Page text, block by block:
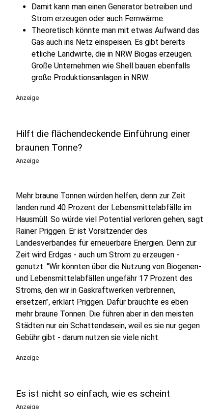
Damit kann man einen Generator betreiben und
Strom erzeugen oder auch Fernwärme.
Theoretisch könnte man mit etwas Aufwand das
Gas auch ins Netz einspeisen. Es gibt bereits
etliche Landwirte, die in NRW Biogas erzeugen.
Große Unternehmen wie Shell bauen ebenfalls
große Produktionsanlagen in NRW.
Anzeige
Hilft die flächendeckende Einführung einer
braunen Tonne?
Anzeige
Mehr braune Tonnen würden helfen, denn zur Zeit
landen rund 40 Prozent der Lebensmittelabfälle im
Hausmüll. So würde viel Potential verloren gehen, sagt
Rainer Priggen. Er ist Vorsitzender des
Landesverbandes für erneuerbare Energien. Denn zur
Zeit wird Erdgas - auch um Strom zu erzeugen -
genutzt. "Wir könnten über die Nutzung von Biogenen-
und Lebensmittelabfällen ungefähr 17 Prozent des
Stroms, den wir in Gaskraftwerken verbrennen,
ersetzen", erklärt Priggen. Dafür bräuchte es eben
mehr braune Tonnen. Die führen aber in den meisten
Städten nur ein Schattendasein, weil es sie nur gegen
Gebühr gibt - darum nutzen sie viele nicht.
Anzeige
Es ist nicht so einfach, wie es scheint
Anzeige